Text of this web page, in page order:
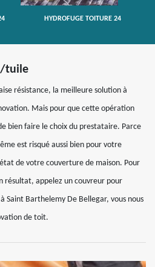
HYDROFUGE TOITURE 24
tuile
résistance, la meilleure solution à
Mais pour que cette opération
bien faire le choix du prestataire. Parce
est risqué aussi bien pour votre
de votre couverture de maison. Pour
résultat, appelez un couvreur pour
Saint Barthelemy De Bellegar, vous nous
de toit.